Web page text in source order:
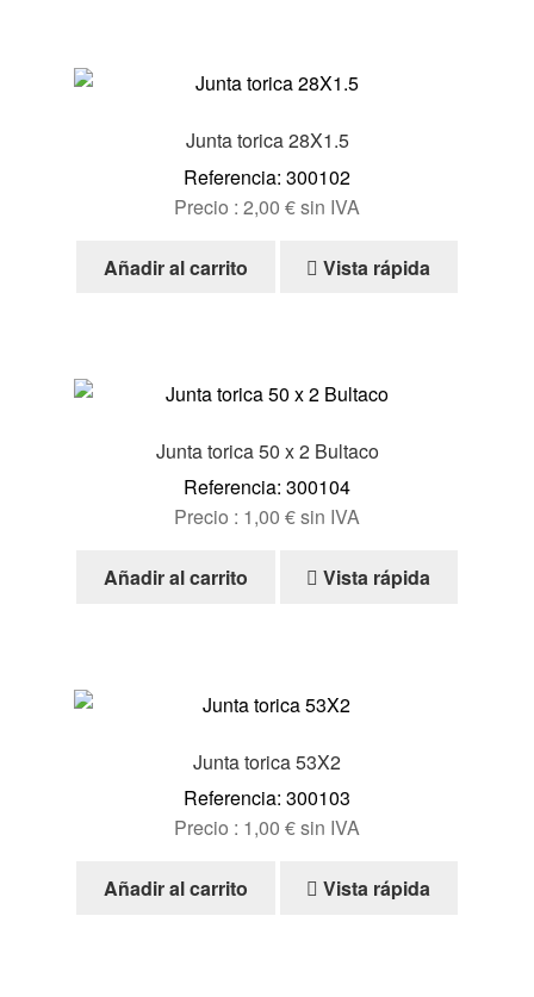
Junta torica 28X1.5
Referencia: 300102
Precio : 2,00 €sin IVA
Añadir al carrito Vista rápida
Junta torica 50 x 2 Bultaco
Referencia: 300104
Precio : 1,00 €sin IVA
Añadir al carrito Vista rápida
Junta torica 53X2
Referencia: 300103
Precio : 1,00 €sin IVA
Añadir al carrito Vista rápida